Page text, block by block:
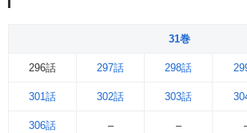
31巻
296話 297話 298話
301話 302話 303話
306話 – –